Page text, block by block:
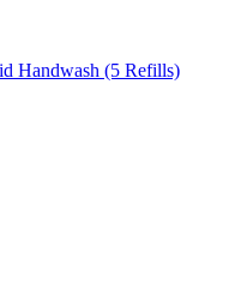
Handwash (5 Refills)